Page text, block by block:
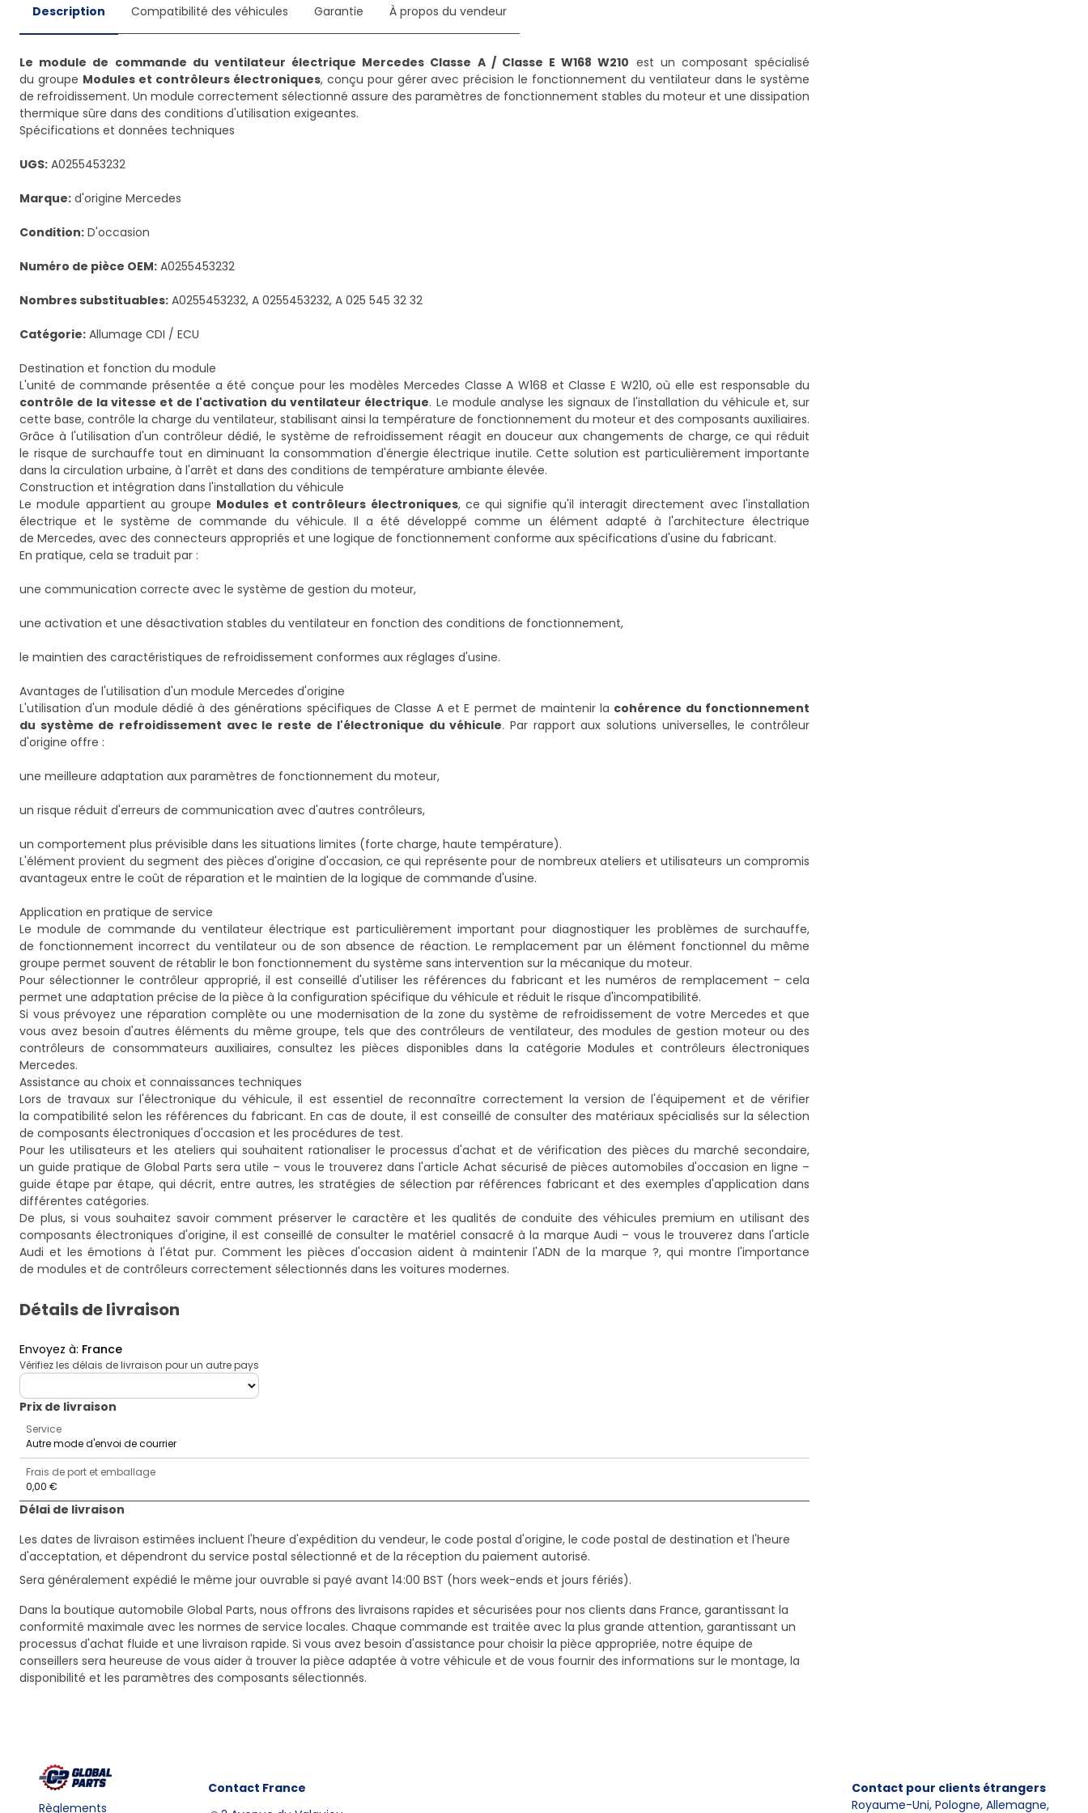
Description Compatibilité des véhicules Garantie À propos du vendeur
Le module de commande du ventilateur électrique Mercedes Classe A / Classe E W168 W210 est un composant spécialisé
du groupe Modules et contrôleurs électroniques, conçu pour gérer avec précision le fonctionnement du ventilateur dans le système
de refroidissement. Un module correctement sélectionné assure des paramètres de fonctionnement stables du moteur et une dissipation
thermique sûre dans des conditions d'utilisation exigeantes.
Spécifications et données techniques
UGS: A0255453232
Marque: d'origine Mercedes
Condition: D'occasion
Numéro de pièce OEM: A0255453232
Nombres substituables: A0255453232, A 0255453232, A 025 545 32 32
Catégorie: Allumage CDI / ECU
Destination et fonction du module
L'unité de commande présentée a été conçue pour les modèles Mercedes Classe A W168 et Classe E W210, où elle est responsable du
contrôle de la vitesse et de l'activation du ventilateur électrique. Le module analyse les signaux de l'installation du véhicule et, sur
cette base, contrôle la charge du ventilateur, stabilisant ainsi la température de fonctionnement du moteur et des composants auxiliaires.
Grâce à l'utilisation d'un contrôleur dédié, le système de refroidissement réagit en douceur aux changements de charge, ce qui réduit
le risque de surchauffe tout en diminuant la consommation d'énergie électrique inutile. Cette solution est particulièrement importante
dans la circulation urbaine, à l'arrêt et dans des conditions de température ambiante élevée.
Construction et intégration dans l'installation du véhicule
Le module appartient au groupe Modules et contrôleurs électroniques, ce qui signifie qu'il interagit directement avec l'installation
électrique et le système de commande du véhicule. Il a été développé comme un élément adapté à l'architecture électrique
de Mercedes, avec des connecteurs appropriés et une logique de fonctionnement conforme aux spécifications d'usine du fabricant.
En pratique, cela se traduit par :
une communication correcte avec le système de gestion du moteur,
une activation et une désactivation stables du ventilateur en fonction des conditions de fonctionnement,
le maintien des caractéristiques de refroidissement conformes aux réglages d'usine.
Avantages de l'utilisation d'un module Mercedes d'origine
L'utilisation d'un module dédié à des générations spécifiques de Classe A et E permet de maintenir la cohérence du fonctionnement
du système de refroidissement avec le reste de l'électronique du véhicule. Par rapport aux solutions universelles, le contrôleur
d'origine offre :
une meilleure adaptation aux paramètres de fonctionnement du moteur,
un risque réduit d'erreurs de communication avec d'autres contrôleurs,
un comportement plus prévisible dans les situations limites (forte charge, haute température).
L'élément provient du segment des pièces d'origine d'occasion, ce qui représente pour de nombreux ateliers et utilisateurs un compromis
avantageux entre le coût de réparation et le maintien de la logique de commande d'usine.
Application en pratique de service
Le module de commande du ventilateur électrique est particulièrement important pour diagnostiquer les problèmes de surchauffe,
de fonctionnement incorrect du ventilateur ou de son absence de réaction. Le remplacement par un élément fonctionnel du même
groupe permet souvent de rétablir le bon fonctionnement du système sans intervention sur la mécanique du moteur.
Pour sélectionner le contrôleur approprié, il est conseillé d'utiliser les références du fabricant et les numéros de remplacement – cela
permet une adaptation précise de la pièce à la configuration spécifique du véhicule et réduit le risque d'incompatibilité.
Si vous prévoyez une réparation complète ou une modernisation de la zone du système de refroidissement de votre Mercedes et que
vous avez besoin d'autres éléments du même groupe, tels que des contrôleurs de ventilateur, des modules de gestion moteur ou des
contrôleurs de consommateurs auxiliaires, consultez les pièces disponibles dans la catégorie Modules et contrôleurs électroniques
Mercedes.
Assistance au choix et connaissances techniques
Lors de travaux sur l'électronique du véhicule, il est essentiel de reconnaître correctement la version de l'équipement et de vérifier
la compatibilité selon les références du fabricant. En cas de doute, il est conseillé de consulter des matériaux spécialisés sur la sélection
de composants électroniques d'occasion et les procédures de test.
Pour les utilisateurs et les ateliers qui souhaitent rationaliser le processus d'achat et de vérification des pièces du marché secondaire,
un guide pratique de Global Parts sera utile – vous le trouverez dans l'article Achat sécurisé de pièces automobiles d'occasion en ligne –
guide étape par étape, qui décrit, entre autres, les stratégies de sélection par références fabricant et des exemples d'application dans
différentes catégories.
De plus, si vous souhaitez savoir comment préserver le caractère et les qualités de conduite des véhicules premium en utilisant des
composants électroniques d'origine, il est conseillé de consulter le matériel consacré à la marque Audi – vous le trouverez dans l'article
Audi et les émotions à l'état pur. Comment les pièces d'occasion aident à maintenir l'ADN de la marque ?, qui montre l'importance
de modules et de contrôleurs correctement sélectionnés dans les voitures modernes.
Détails de livraison
Envoyez à: France
Vérifiez les délais de livraison pour un autre pays
deliveryCountry
Prix ​​de livraison
Service
Autre mode d'envoi de courrier
Frais de port et emballage
0,00 €
Délai de livraison
Les dates de livraison estimées incluent l'heure d'expédition du vendeur, le code postal d'origine, le code postal de destination et l'heure
d'acceptation, et dépendront du service postal sélectionné et de la réception du paiement autorisé.
Sera généralement expédié le même jour ouvrable si payé avant 14:00 BST (hors week-ends et jours fériés).
Dans la boutique automobile Global Parts, nous offrons des livraisons rapides et sécurisées pour nos clients dans France, garantissant la
conformité maximale avec les normes de service locales. Chaque commande est traitée avec la plus grande attention, garantissant un
processus d'achat fluide et une livraison rapide. Si vous avez besoin d'assistance pour choisir la pièce appropriée, notre équipe de
conseillers sera heureuse de vous aider à trouver la pièce adaptée à votre véhicule et de vous fournir des informations sur le montage, la
disponibilité et les paramètres des composants sélectionnés.
Règlements
Contact France
Contact pour clients étrangers
Royaume-Uni, Pologne, Allemagne,